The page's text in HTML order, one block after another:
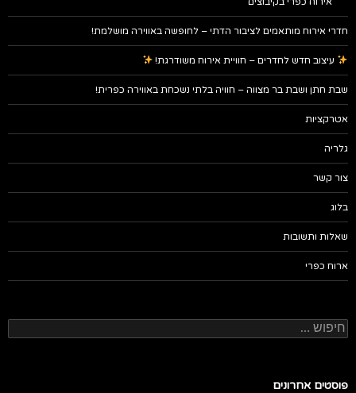
חדרי אירוח מותאמים לציבור הדתי – לחופשה באווירה מושלמת!
עיצוב חדש לחדרים – חוויית אירוח משודרגת!
שבת חתן ושבת בר מצווה – חוויה בלתי נשכחת באווירה כפרית!
אטרקציות
גלריה
צור קשר
בלוג
שאלות ותשובות
ארוח כפרי
חיפוש:
פוסטים אחרונים